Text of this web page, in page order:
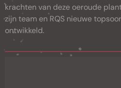
krachten van deze oeroude
zijn team en RQS nieuwe
ontwikkeld.